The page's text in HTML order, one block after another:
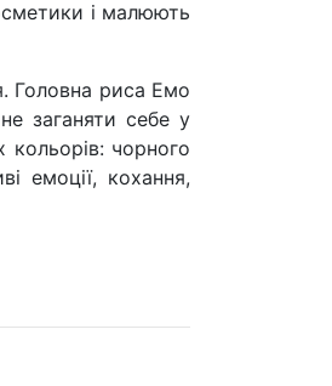
і малюють
Головна риса Емо
заганяти себе у
чорного
емоції, кохання,